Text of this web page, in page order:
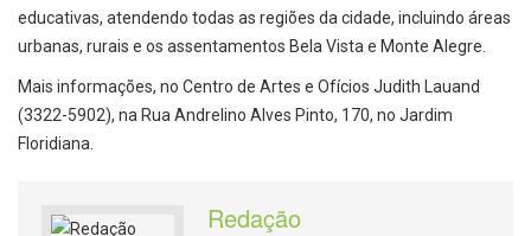
educativas, atendendo todas as regiões da cidade, incluindo áreas
urbanas, rurais e os assentamentos Bela Vista e Monte Alegre.
Mais informações, no Centro de Artes e Ofícios Judith Lauand
(3322-5902), na Rua Andrelino Alves Pinto, 170, no Jardim
Floridiana.
Redação